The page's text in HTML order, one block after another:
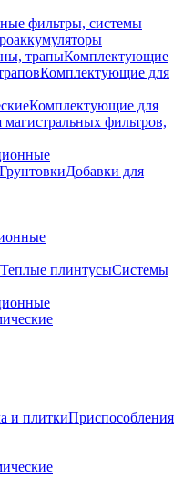
фильтры, системы
трапыКомплектующие
Комплектующие для
Комплектующие для
магистральных фильтров,
ГрунтовкиДобавки для
Теплые плинтусыСистемы
и плиткиПриспособления